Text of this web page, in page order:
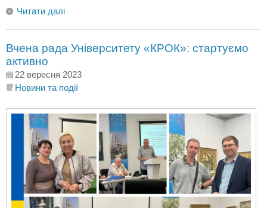
Читати далі
Вчена рада Університету «КРОК»: стартуємо
активно
22 вересня 2023
Новини та події